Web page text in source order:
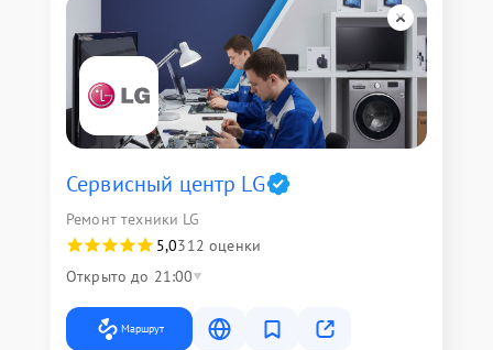
Сервисный центр LG
Ремонт техники LG
5,0312 оценки
Открыто до 21:00
Маршрут